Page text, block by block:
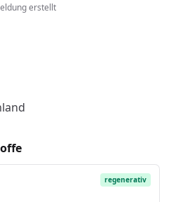
erstellt
regenerativ